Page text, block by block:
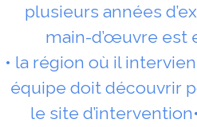
plusieurs années
main-d’œuvre est
• la région où il
équipe doit découvrir
le site